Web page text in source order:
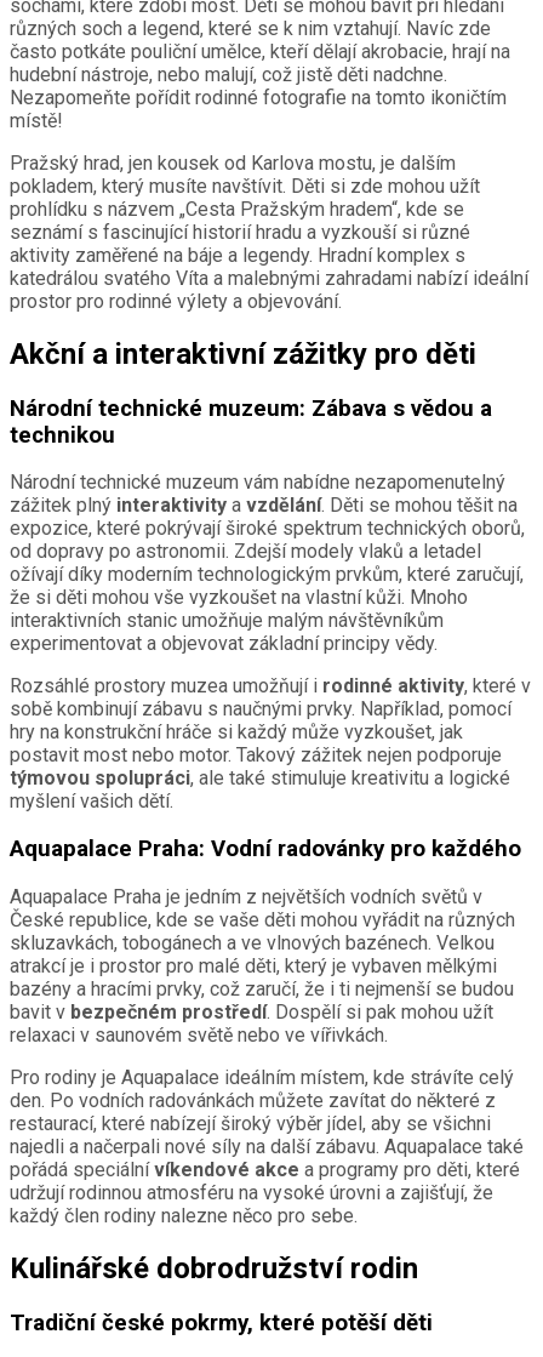
sochami, které zdobí most. Děti se mohou bavit při hledání
různých soch a legend, které se k nim vztahují. Navíc zde
často potkáte pouliční umělce, kteří dělají akrobacie, hrají na
hudební nástroje, nebo malují, což jistě děti nadchne.
Nezapomeňte pořídit rodinné fotografie na tomto ikoničtím
místě!
Pražský hrad, jen kousek od Karlova mostu, je dalším
pokladem, který musíte navštívit. Děti si zde mohou užít
prohlídku s názvem „Cesta Pražským hradem“, kde se
seznámí s fascinující historií hradu a vyzkouší si různé
aktivity zaměřené na báje a legendy. Hradní komplex s
katedrálou svatého Víta a malebnými zahradami nabízí ideální
prostor pro rodinné výlety a objevování.
Akční a interaktivní zážitky pro děti
Národní technické muzeum: Zábava s vědou a
technikou
Národní technické muzeum vám nabídne nezapomenutelný
zážitek plný interaktivity a vzdělání. Děti se mohou těšit na
expozice, které pokrývají široké spektrum technických oborů,
od dopravy po astronomii. Zdejší modely vlaků a letadel
ožívají díky moderním technologickým prvkům, které zaručují,
že si děti mohou vše vyzkoušet na vlastní kůži. Mnoho
interaktivních stanic umožňuje malým návštěvníkům
experimentovat a objevovat základní principy vědy.
Rozsáhlé prostory muzea umožňují i rodinné aktivity, které v
sobě kombinují zábavu s naučnými prvky. Například, pomocí
hry na konstrukční hráče si každý může vyzkoušet, jak
postavit most nebo motor. Takový zážitek nejen podporuje
týmovou spolupráci, ale také stimuluje kreativitu a logické
myšlení vašich dětí.
Aquapalace Praha: Vodní radovánky pro každého
Aquapalace Praha je jedním z největších vodních světů v
České republice, kde se vaše děti mohou vyřádit na různých
skluzavkách, tobogánech a ve vlnových bazénech. Velkou
atrakcí je i prostor pro malé děti, který je vybaven mělkými
bazény a hracími prvky, což zaručí, že i ti nejmenší se budou
bavit v bezpečném prostředí. Dospělí si pak mohou užít
relaxaci v saunovém světě nebo ve vířivkách.
Pro rodiny je Aquapalace ideálním místem, kde strávíte celý
den. Po vodních radovánkách můžete zavítat do některé z
restaurací, které nabízejí široký výběr jídel, aby se všichni
najedli a načerpali nové síly na další zábavu. Aquapalace také
pořádá speciálnívíkendové akce a programy pro děti, které
udržují rodinnou atmosféru na vysoké úrovni a zajišťují, že
každý člen rodiny nalezne něco pro sebe.
Kulinářské dobrodružství rodin
Tradiční české pokrmy, které potěší děti